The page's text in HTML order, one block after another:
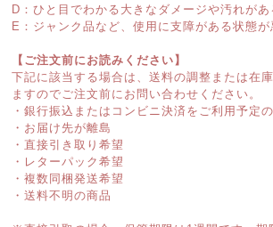
D：ひと目でわかる大きなダメージや汚れがあ
E：ジャンク品など、使用に支障がある状態が
【ご注文前にお読みください】
下記に該当する場合は、送料の調整または在
ますのでご注文前にお問い合わせください。
・銀行振込またはコンビニ決済をご利用予定
・お届け先が離島
・直接引き取り希望
・レターパック希望
・複数同梱発送希望
・送料不明の商品